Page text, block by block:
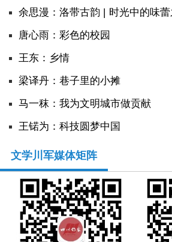
余思漫：洛带古韵 | 时光中的味蕾
唐心雨：彩色的校园
王东：乡情
​梁译丹：巷子里的小摊
马一秣：我为文明城市做贡献
王锘为：科技圆梦中国
文学川军媒体矩阵